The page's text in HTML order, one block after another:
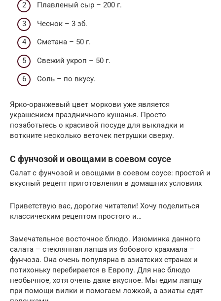
Плавленый сыр – 200 г.
Чеснок – 3 зб.
Сметана – 50 г.
Свежий укроп – 50 г.
Соль – по вкусу.
Ярко-оранжевый цвет моркови уже является
украшением праздничного кушанья. Просто
позаботьтесь о красивой посуде для выкладки и
воткните несколько веточек петрушки сверху.
С фунчозой и овощами в соевом соусе
Салат с фунчозой и овощами в соевом соусе: простой и
вкусный рецепт приготовления в домашних условиях
Приветствую вас, дорогие читатели! Хочу поделиться
классическим рецептом простого и…
Замечательное восточное блюдо. Изюминка данного
салата – стеклянная лапша из бобового крахмала –
фунчоза. Она очень популярна в азиатских странах и
потихоньку перебирается в Европу. Для нас блюдо
необычное, хотя очень даже вкусное. Мы едим лапшу
при помощи вилки и помогаем ложкой, а азиаты едят